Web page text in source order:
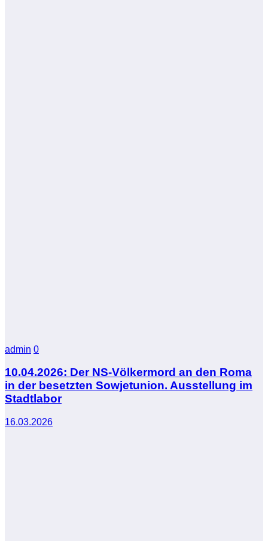
admin 0
10.04.2026: Der NS-Völkermord an den Roma
in der besetzten Sowjetunion. Ausstellung im
Stadtlabor
16.03.2026